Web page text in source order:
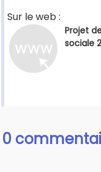
Sur le web :
Projet
sociale
0